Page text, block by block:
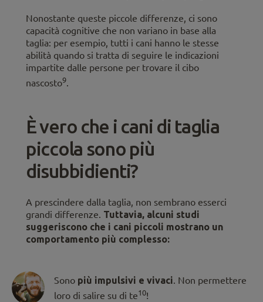
Nonostante queste piccole differenze, ci sono
capacità cognitive che non variano in base alla
taglia: per esempio, tutti i cani hanno le stesse
abilità quando si tratta di seguire le indicazioni
impartite dalle persone per trovare il cibo
nascosto9.
È vero che i cani di taglia
piccola sono più
disubbidienti?
A prescindere dalla taglia, non sembrano esserci
grandi differenze. Tuttavia, alcuni studi
suggeriscono che i cani piccoli mostrano un
comportamento più complesso:
Sono più impulsivi e vivaci . Non permettere
loro di salire su di te10!